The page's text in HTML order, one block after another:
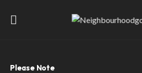
Please Note